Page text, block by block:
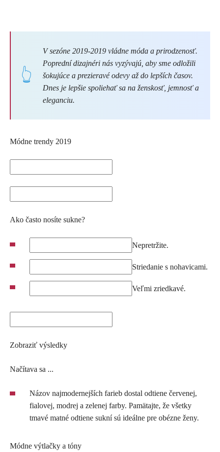
V sezóne 2019-2019 vládne móda a prirodzenosť.
Poprední dizajnéri nás vyzývajú, aby sme odložili
šokujúce a prezieravé odevy až do lepších časov.
Dnes je lepšie spoliehať sa na ženskosť, jemnosť a
eleganciu.
Módne trendy 2019
Ako často nosíte sukne?
Nepretržite.
Striedanie s nohavicami.
Veľmi zriedkavé.
Zobraziť výsledky
Načítava sa ...
Názov najmodernejších farieb dostal odtiene červenej,
fialovej, modrej a zelenej farby. Pamätajte, že všetky
tmavé matné odtiene sukní sú ideálne pre obézne ženy.
Módne výtlačky a tóny